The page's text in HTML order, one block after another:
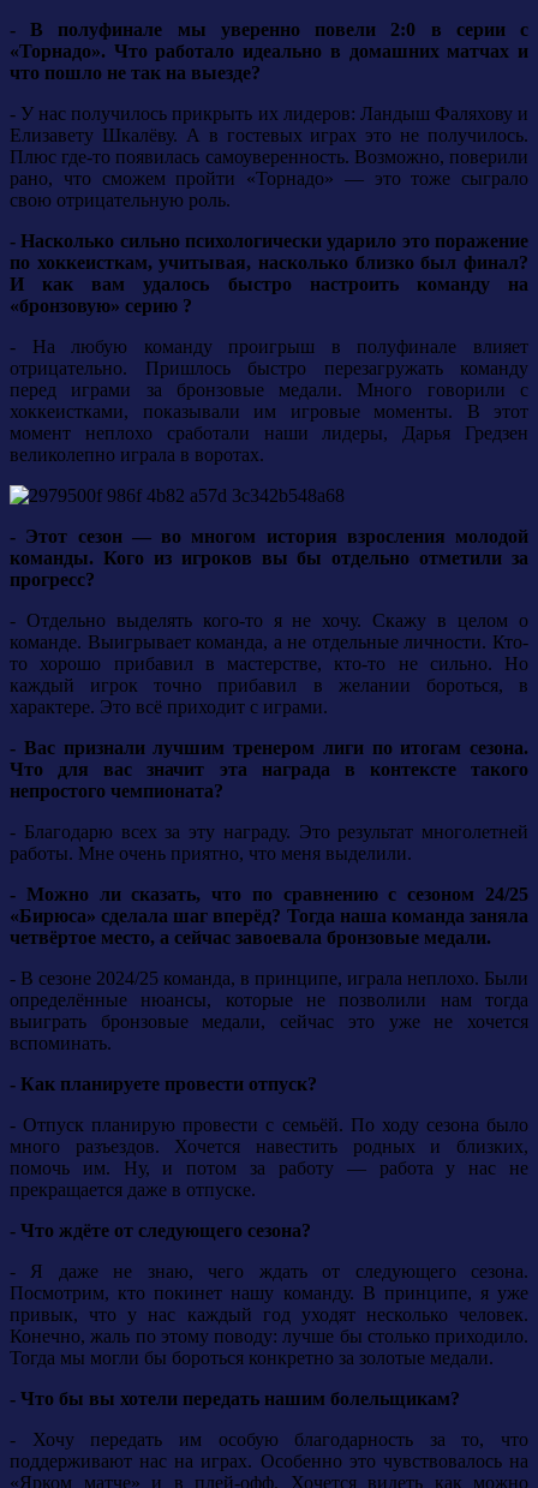
- В полуфинале мы уверенно повели 2:0 в серии с
«Торнадо». Что работало идеально в домашних матчах и
что пошло не так на выезде?
- У нас получилось прикрыть их лидеров: Ландыш Фаляхову и
Елизавету Шкалёву. А в гостевых играх это не получилось.
Плюс где-то появилась самоуверенность. Возможно, поверили
рано, что сможем пройти «Торнадо» — это тоже сыграло
свою отрицательную роль.
- Насколько сильно психологически ударило это поражение
по хоккеисткам, учитывая, насколько близко был финал?
И как вам удалось быстро настроить команду на
«бронзовую» серию ?
- На любую команду проигрыш в полуфинале влияет
отрицательно. Пришлось быстро перезагружать команду
перед играми за бронзовые медали. Много говорили с
хоккеистками, показывали им игровые моменты. В этот
момент неплохо сработали наши лидеры, Дарья Гредзен
великолепно играла в воротах.
- Этот сезон — во многом история взросления молодой
команды. Кого из игроков вы бы отдельно отметили за
прогресс?
- Отдельно выделять кого-то я не хочу. Скажу в целом о
команде. Выигрывает команда, а не отдельные личности. Кто-
то хорошо прибавил в мастерстве, кто-то не сильно. Но
каждый игрок точно прибавил в желании бороться, в
характере. Это всё приходит с играми.
- Вас признали лучшим тренером лиги по итогам сезона.
Что для вас значит эта награда в контексте такого
непростого чемпионата?
- Благодарю всех за эту награду. Это результат многолетней
работы. Мне очень приятно, что меня выделили.
- Можно ли сказать, что по сравнению с сезоном 24/25
«Бирюса» сделала шаг вперёд? Тогда наша команда заняла
четвёртое место, а сейчас завоевала бронзовые медали.
- В сезоне 2024/25 команда, в принципе, играла неплохо. Были
определённые нюансы, которые не позволили нам тогда
выиграть бронзовые медали, сейчас это уже не хочется
вспоминать.
- Как планируете провести отпуск?
- Отпуск планирую провести с семьёй. По ходу сезона было
много разъездов. Хочется навестить родных и близких,
помочь им. Ну, и потом за работу — работа у нас не
прекращается даже в отпуске.
- Что ждёте от следующего сезона?
- Я даже не знаю, чего ждать от следующего сезона.
Посмотрим, кто покинет нашу команду. В принципе, я уже
привык, что у нас каждый год уходят несколько человек.
Конечно, жаль по этому поводу: лучше бы столько приходило.
Тогда мы могли бы бороться конкретно за золотые медали.
- Что бы вы хотели передать нашим болельщикам?
- Хочу передать им особую благодарность за то, что
поддерживают нас на играх. Особенно это чувствовалось на
«Ярком матче» и в плей-офф. Хочется видеть как можно